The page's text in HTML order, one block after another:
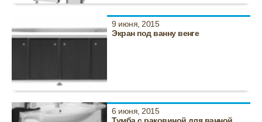
9 июня, 2015
Экран под ванну венге
6 июня, 2015